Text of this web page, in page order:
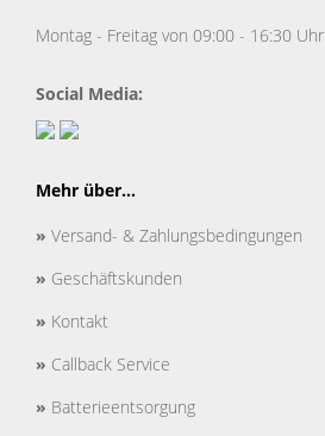
Montag - Freitag von 09:00 - 16:30 Uhr
Social Media:
Mehr über...
» Versand- & Zahlungsbedingungen
» Geschäftskunden
» Kontakt
» Callback Service
» Batterieentsorgung